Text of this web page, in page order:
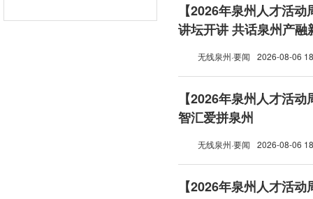
【2026年泉州人才活
讲坛开讲 共话泉州产融
无线泉州·要闻 2026-08-06
【2026年泉州人才活
智汇爱拼泉州
无线泉州·要闻 2026-08-06
【2026年泉州人才活